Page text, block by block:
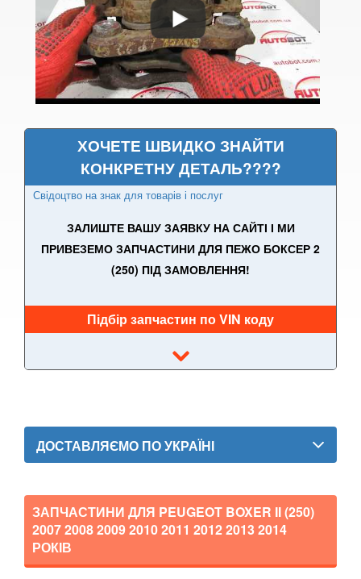
PEUGEOT keyboard_arrow_down
107
108
206 (2A, 2C, T3E)
206 CC (2D)
206+ (T3E)
207 (WA, WB, WC, WE)
307 (3A, 3B, 3C, 3H)
308 CC
407 (6E, 6C, 6D)
508
508 SW RXH
607 (9D, 9U)
ХОЧЕТЕ ШВИДКО ЗНАЙТИ
КОНКРЕТНУ ДЕТАЛЬ????
Свідоцтво на знак для товарів і послуг
ЗАЛИШТЕ ВАШУ ЗАЯВКУ НА САЙТІ І МИ
ПРИВЕЗЕМО ЗАПЧАСТИНИ ДЛЯ ПЕЖО БОКСЕР 2
(250) ПІД ЗАМОВЛЕННЯ!
Підбір запчастин по VIN коду
ДОСТАВЛЯЄМО ПО УКРАЇНІ
ЗАПЧАСТИНИ ДЛЯ PEUGEOT BOXER II (250)
2007 2008 2009 2010 2011 2012 2013 2014
РОКІВ